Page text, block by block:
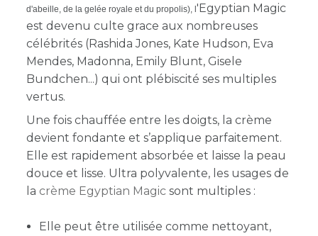
d'abeille, de la gelée royale et du propolis), l'Egyptian Magic
est devenu culte grace aux nombreuses
célébrités (Rashida Jones, Kate Hudson, Eva
Mendes, Madonna, Emily Blunt, Gisele
Bundchen...) qui ont plébiscité ses multiples
vertus.
Une fois chauffée entre les doigts, la crème
devient fondante et s’applique parfaitement.
Elle est rapidement absorbée et laisse la peau
douce et lisse. Ultra polyvalente, les usages de
la crème Egyptian Magic sont multiples :
Elle peut être utilisée comme nettoyant,